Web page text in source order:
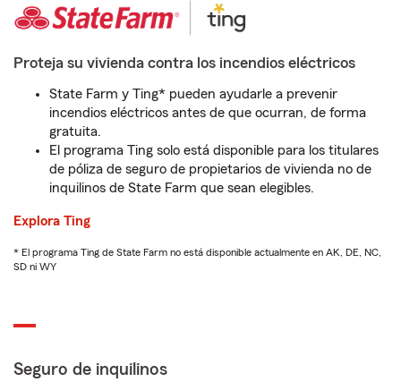
Proteja su vivienda contra los incendios eléctricos
State Farm y Ting* pueden ayudarle a prevenir
incendios eléctricos antes de que ocurran, de forma
gratuita.
El programa Ting solo está disponible para los titulares
de póliza de seguro de propietarios de vivienda no de
inquilinos de State Farm que sean elegibles.
Explora Ting
* El programa Ting de State Farm no está disponible actualmente en AK, DE, NC,
SD ni WY
Seguro de inquilinos